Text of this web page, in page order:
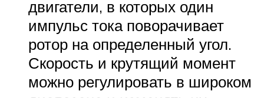
двигатели, в которых один
импульс тока поворачивает
ротор на определенный угол.
Скорость и крутящий момент
можно регулировать в широком